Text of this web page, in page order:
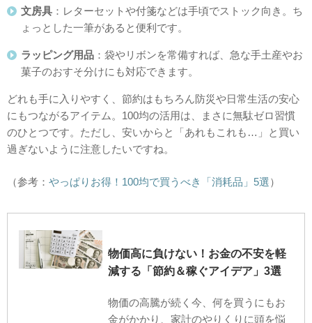
文房具 ：レターセットや付箋などは手頃でストック向き。ち
ょっとした一筆があると便利です。
ラッピング用品 ：袋やリボンを常備すれば、急な手土産やお
菓子のおすそ分けにも対応できます。
どれも手に入りやすく、節約はもちろん防災や日常生活の安心
にもつながるアイテム。100均の活用は、まさに無駄ゼロ習慣
のひとつです。ただし、安いからと「あれもこれも…」と買い
過ぎないように注意したいですね。
（参考： やっぱりお得！100均で買うべき「消耗品」5選）
物価高に負けない！お金の不安を軽
減する「節約＆稼ぐアイデア」3選
物価の高騰が続く今、何を買うにもお
金がかかり、家計のやりくりに頭を悩